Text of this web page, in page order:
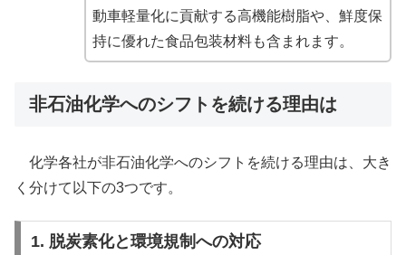
動車軽量化に貢献する高機能樹脂や、鮮度保
持に優れた食品包装材料も含まれます。
非石油化学へのシフトを続ける理由は
化学各社が非石油化学へのシフトを続ける理由は、大き
く分けて以下の3つです。
1. 脱炭素化と環境規制への対応